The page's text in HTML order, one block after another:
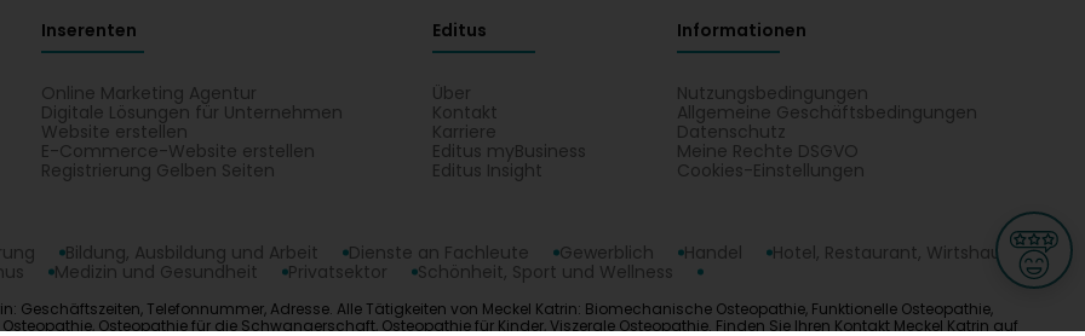
Inserenten
Online Marketing Agentur
Digitale Lösungen für Unternehmen
Website erstellen
E-Commerce-Website erstellen
Registrierung Gelben Seiten
Editus
Über
Kontakt
Karriere
Editus myBusiness
Editus Insight
Informationen
Nutzungsbedingungen
Allgemeine Geschäftsbedingungen
Datenschutz
Meine Rechte DSGVO
Cookies-Einstellungen
Bildung, Ausbildung und Arbeit Dienste an Fachleute Gewerblich Handel
Hotel, Restaurant, Wirtshaus
Medizin und Gesundheit Privatsektor Schönheit, Sport und Wellness
Geschäftszeiten, Telefonnummer, Adresse. Alle Tätigkeiten von Meckel Katrin: Biomechanische Osteopathie, Funktionelle Osteopathie,
Osteopathie für die Schwangerschaft, Osteopathie für Kinder, Viszerale Osteopathie. Finden Sie Ihren Kontakt Meckel Katrin auf